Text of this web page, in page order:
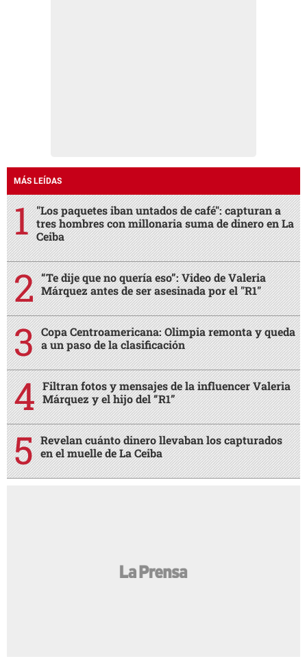
MÁS LEÍDAS
"Los paquetes iban untados de café": capturan a
tres hombres con millonaria suma de dinero en La
Ceiba
“Te dije que no quería eso”: Video de Valeria
Márquez antes de ser asesinada por el "R1"
Copa Centroamericana: Olimpia remonta y queda
a un paso de la clasificación
Filtran fotos y mensajes de la influencer Valeria
Márquez y el hijo del “R1”
Revelan cuánto dinero llevaban los capturados
en el muelle de La Ceiba